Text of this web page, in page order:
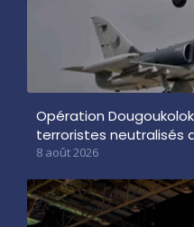
Opération
terroristes neutralisés
8 août 2026